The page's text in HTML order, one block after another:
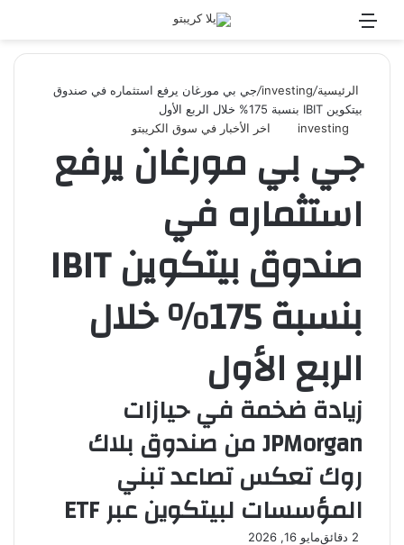
القائمة
الرئيسية/
investing
/جي بي مورغان يرفع استثماره في صندوق
بيتكوين IBIT بنسبة 175% خلال الربع الأول
investing
اخر الأخبار في سوق الكريبتو
جي بي مورغان يرفع
استثماره في
صندوق بيتكوين IBIT
بنسبة 175% خلال
الربع الأول
زيادة ضخمة في حيازات
JPMorgan من صندوق بلاك
روك تعكس تصاعد تبني
المؤسسات لبيتكوين عبر ETF
مايو 16, 2026